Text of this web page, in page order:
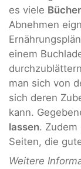
es viele Bücher
Abnehmen
einem
man sich von
sich deren
kann.
lassen. Zudem
Seiten, die
Weitere